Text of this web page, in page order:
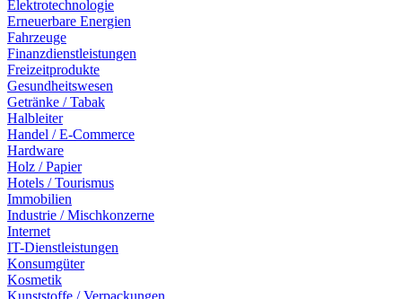
Elektrotechnologie
Erneuerbare Energien
Fahrzeuge
Finanzdienstleistungen
Freizeitprodukte
Gesundheitswesen
Getränke / Tabak
Halbleiter
Handel / E-Commerce
Hardware
Holz / Papier
Hotels / Tourismus
Immobilien
Industrie / Mischkonzerne
Internet
IT-Dienstleistungen
Konsumgüter
Kosmetik
Kunststoffe / Verpackungen